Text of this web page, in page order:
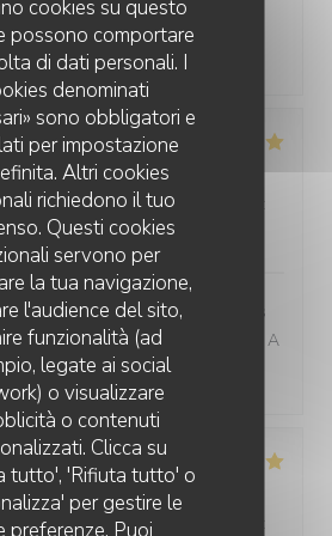
cookies su questo
possono comportare
di dati personali. I
denominati
sono obbligatori e
per impostazione
Altri cookies
richiedono il tuo
Questi cookies
servono per
la tua navigazione,
l'audience del sito,
funzionalità (ad
legate ai social
o visualizzare
o contenuti
Clicca su
tutto', 'Rifiuta tutto' o
per gestire le
preferenze. Puoi
Il y avait les produit frais
étions très contents
Ospiti 2
: 5/5 Cucina: 5 /5 Qualità / Prezzo
des assiettes pleines de saveurs
audacieuses et savoureuses. A
Ospiti 2
:5/5 Cucina 5 /5 Qualità / Prezzo